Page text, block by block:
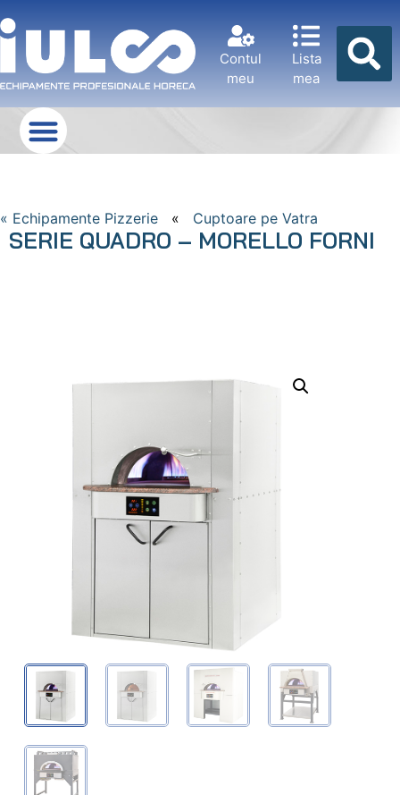
Contul
meu
Lista
mea
« Echipamente Pizzerie « Cuptoare pe Vatra
SERIE QUADRO – MORELLO FORNI